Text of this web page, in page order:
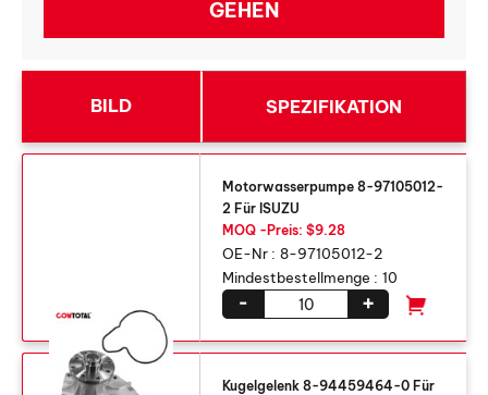
BILD SPEZIFIKATION
Motorwasserpumpe 8-97105012-
2 Für ISUZU
MOQ -Preis: $9.28
OE-Nr : 8-97105012-2
Mindestbestellmenge : 10
+
-
Kugelgelenk 8-94459464-0 Für